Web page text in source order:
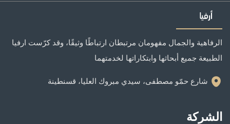
الرفاهية والجمال مفهومان مرتبطان ارتباطًا وثيقًا، وقد كرّست ارفيا
الطبيعة جميع أبحاثها وابتكاراتها لخدمتهما
شارع حمّو مصطفى، سيدي مبروك العليا، قسنطينة
الشركة